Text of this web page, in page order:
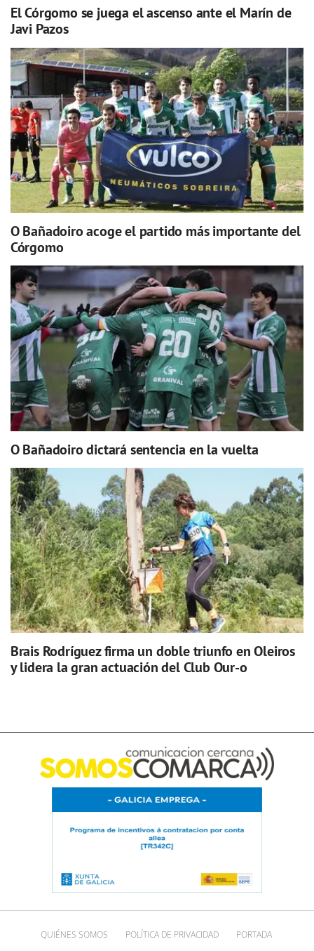
El Córgomo se juega el ascenso ante el Marín de
Javi Pazos
O Bañadoiro acoge el partido más importante del
Córgomo
O Bañadoiro dictará sentencia en la vuelta
Brais Rodríguez firma un doble triunfo en Oleiros
y lidera la gran actuación del Club Our-o
QUIÉNES SOMOS POLÍTICA DE PRIVACIDAD
PORTADA